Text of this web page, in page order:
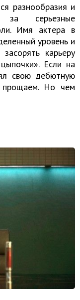
разнообразия и
серьезные
Имя актера в
уровень и
карьеру
Если на
свою дебютную
Но чем